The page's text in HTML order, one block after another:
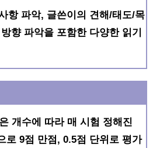
항 파악, 글쓴이의 견해/태도/목
향 파악을 포함한 다양한 읽기
개수에 따라 매 시험 정해진
로 9점 만점, 0.5점 단위로 평가